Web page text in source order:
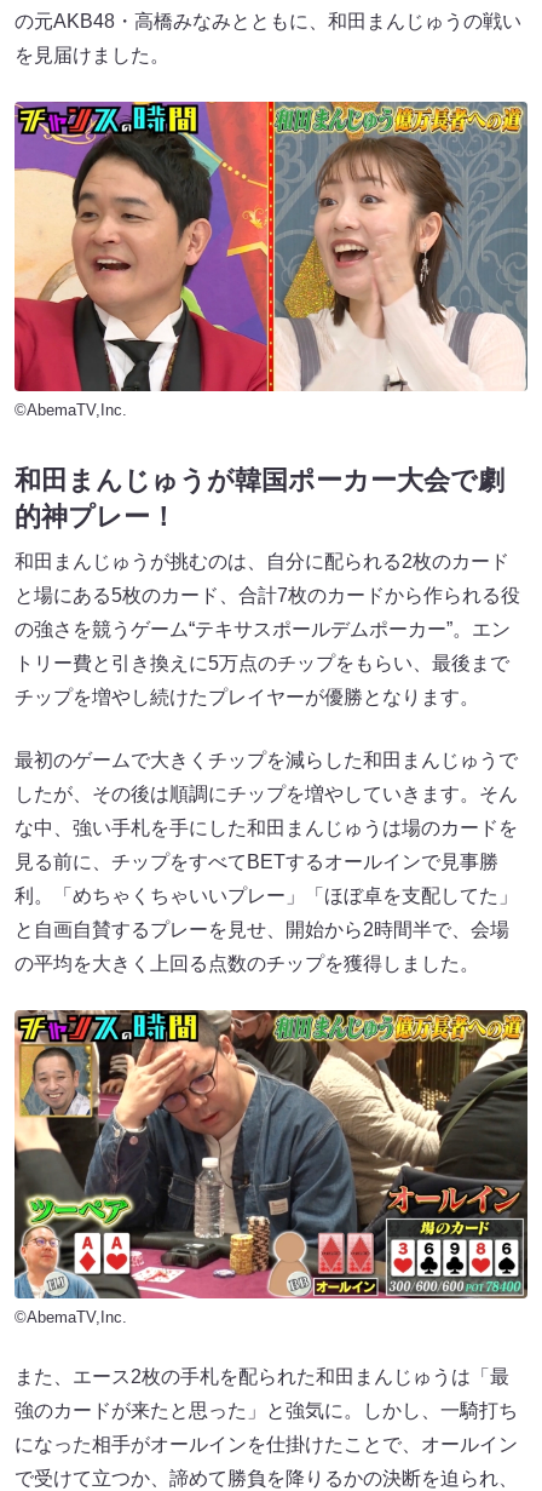
の元AKB48・高橋みなみとともに、和田まんじゅうの戦い
を見届けました。
©AbemaTV,Inc.
和田まんじゅうが韓国ポーカー大会で劇
的神プレー ！
和田まんじゅうが挑むのは、自分に配られる2枚のカード
と場にある5枚のカード、合計7枚のカードから作られる役
の強さを競うゲーム“テキサスポールデムポーカー”。エン
トリー費と引き換えに5万点のチップをもらい、最後まで
チップを増やし続けたプレイヤーが優勝となります。
最初のゲームで大きくチップを減らした和田まんじゅうで
したが、その後は順調にチップを増やしていきます。そん
な中、強い手札を手にした和田まんじゅうは場のカードを
見る前に、チップをすべてBETするオールインで見事勝
利。「めちゃくちゃいいプレー」「ほぼ卓を支配してた」
と自画自賛するプレーを見せ、開始から2時間半で、会場
の平均を大きく上回る点数のチップを獲得しました。
©AbemaTV,Inc.
また、エース2枚の手札を配られた和田まんじゅうは「最
強のカードが来たと思った」と強気に。しかし、一騎打ち
になった相手がオールインを仕掛けたことで、オールイン
で受けて立つか、諦めて勝負を降りるかの決断を迫られ、